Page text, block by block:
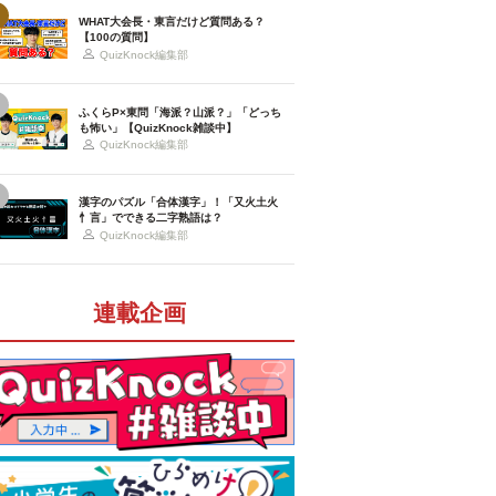
WHAT大会長・東言だけど質問ある？
【100の質問】
QuizKnock編集部
ふくらP×東問「海派？山派？」「どっち
も怖い」【QuizKnock雑談中】
QuizKnock編集部
漢字のパズル「合体漢字」！「又火土火
忄言」でできる二字熟語は？
QuizKnock編集部
連載企画